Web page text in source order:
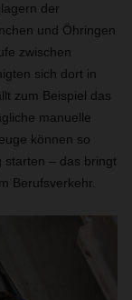
der
und Öhringen
zwischen
sich dort in
zum Beispiel das
manuelle
können so
starten – das bringt
Berufsverkehr.